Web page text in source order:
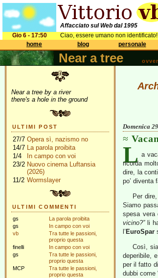
Affacciato sul Web dal 1995
Gio 6 - 17:50
Ciao, essere umano non identificato!
home
blog personale
Near a tree
Near a tree by a river
there's a hole in the ground
ULTIMI POST
27/7 Opera sì, nazismo no
14/7 La parola proibita
1/4
In campo con voi
23/2 Nuovo cinema Luftansia
(2026)
11/2 Wormslayer
ULTIMI COMMENTI
gs
La parola proibita
gs
In campo con voi
vb
Tra tutte le passioni,
proprio questa
finelli
In campo con voi
gs
Tra tutte le passioni,
proprio questa
MCP
Tra tutte le passioni,
proprio questa
Domenica
L a
ricorda
dire, la
po’ diventa
Per
Siamo
spesa vera
vicino?”li
l’ EuroSpar
Così,
deperibile,
per il fatto
dubbi come